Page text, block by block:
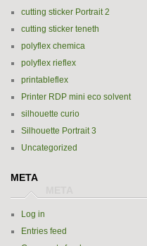
cutting sticker Portrait 2
cutting sticker teneth
polyflex chemica
polyflex rieflex
printableflex
Printer RDP mini eco solvent
silhouette curio
Silhouette Portrait 3
Uncategorized
META
Log in
Entries feed